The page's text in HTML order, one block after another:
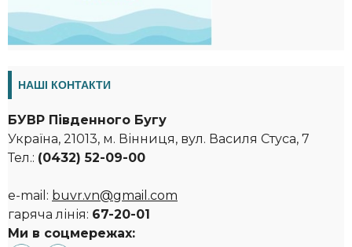
НАШІ КОНТАКТИ
БУВР Південного Бугу
Україна, 21013, м. Вінниця, вул. Василя Стуса, 7
Тел.: (0432) 52-09-00
e-mail: buvr.vn@gmail.com
гаряча лінія: 67-20-01
Ми в соцмережах: